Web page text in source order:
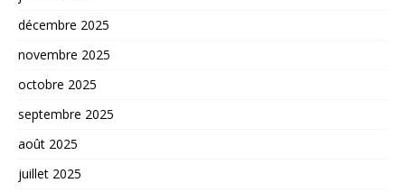
décembre 2025
novembre 2025
octobre 2025
septembre 2025
août 2025
juillet 2025